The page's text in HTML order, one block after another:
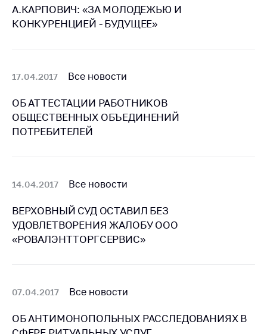
Пресс-служба
Вышестоящий
Важное на сайте
Сообщить о росте
цен
Ценообразование
назначения и
технику
Решение Комиссии
по установлению
антимонопольного
Предостережения и
А.КАРПОВИЧ: «ЗА МОЛОДЕЖЬЮ И
КОНКУРЕНЦИЕЙ - БУДУЩЕЕ»
17.04.2017 Все новости
ОБ АТТЕСТАЦИИ РАБОТНИКОВ
ОБЩЕСТВЕННЫХ ОБЪЕДИНЕНИЙ
ПОТРЕБИТЕЛЕЙ
14.04.2017 Все новости
ВЕРХОВНЫЙ СУД ОСТАВИЛ БЕЗ
УДОВЛЕТВОРЕНИЯ ЖАЛОБУ ООО
«РОВАЛЭНТТОРГСЕРВИС»
07.04.2017 Все новости
ОБ АНТИМОНОПОЛЬНЫХ РАССЛЕДОВАНИЯХ В